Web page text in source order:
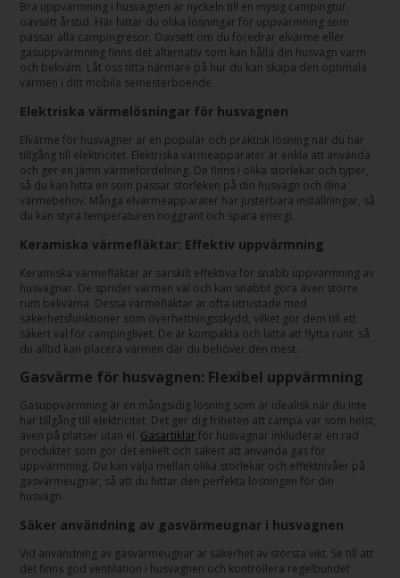
Bra uppvärmning i husvagnen är nyckeln till en mysig campingtur,
oavsett årstid. Här hittar du olika lösningar för uppvärmning som
passar alla campingresor. Oavsett om du föredrar elvärme eller
gasuppvärmning finns det alternativ som kan hålla din husvagn varm
och bekväm. Låt oss titta närmare på hur du kan skapa den optimala
värmen i ditt mobila semesterboende.
Elektriska värmelösningar för husvagnen
Elvärme för husvagner är en populär och praktisk lösning när du har
tillgång till elektricitet. Elektriska värmeapparater är enkla att använda
och ger en jämn värmefördelning. De finns i olika storlekar och typer,
så du kan hitta en som passar storleken på din husvagn och dina
värmebehov. Många elvärmeapparater har justerbara inställningar, så
du kan styra temperaturen noggrant och spara energi.
Keramiska värmefläktar: Effektiv uppvärmning
Keramiska värmefläktar är särskilt effektiva för snabb uppvärmning av
husvagnar. De sprider värmen väl och kan snabbt göra även större
rum bekväma. Dessa värmefläktar är ofta utrustade med
säkerhetsfunktioner som överhettningsskydd, vilket gör dem till ett
säkert val för campinglivet. De är kompakta och lätta att flytta runt, så
du alltid kan placera värmen där du behöver den mest.
Gasvärme för husvagnen: Flexibel uppvärmning
Gasuppvärmning är en mångsidig lösning som är idealisk när du inte
har tillgång till elektricitet. Det ger dig friheten att campa var som helst,
även på platser utan el. Gasartiklarför husvagnar inkluderar en rad
produkter som gör det enkelt och säkert att använda gas för
uppvärmning. Du kan välja mellan olika storlekar och effektnivåer på
gasvärmeugnar, så att du hittar den perfekta lösningen för din
husvagn.
Säker användning av gasvärmeugnar i husvagnen
Vid användning av gasvärmeugnar är säkerhet av största vikt. Se till att
det finns god ventilation i husvagnen och kontrollera regelbundet